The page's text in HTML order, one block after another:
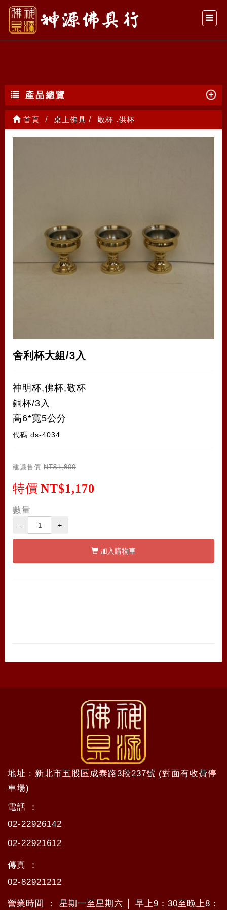
敬杯 .供杯
產品總覽
首頁 桌上佛具 敬杯 .供杯
舍利杯大組/3入
神明杯,佛杯,敬杯
銅杯/3入
高6*寬5公分
代碼 ds-4034
建議售價 NT$1,800
特價 NT$1,170
數量
- +
加入購物車
地址 : 新北市五股區成泰路3段237號 (對面有收費停
車場)
電話 ：
02-22926142
02-22921612
傳真 ：
02-82921212
營業時間 ： 星期一至星期六 │ 早上9：30至晚上8：